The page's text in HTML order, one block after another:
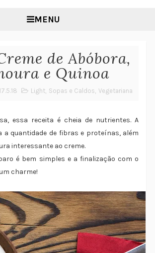
MENU
de Abóbora,
e Quinoa
17.5.18 Light, Sopas e Caldos, Vegetariana
essa receita é cheia de nutrientes. A
a quantidade de fibras e proteínas, além
interessante ao creme.
é bem simples e a finalização com o
charme!